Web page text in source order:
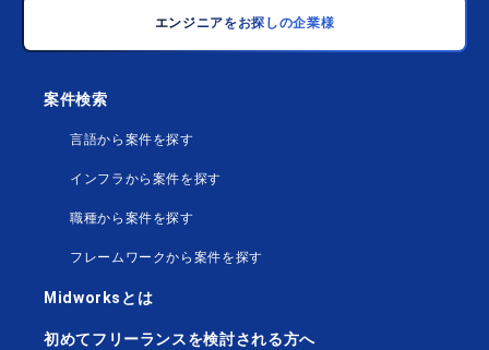
エンジニアをお探しの企業様
案件検索
言語から案件を探す
インフラから案件を探す
職種から案件を探す
フレームワークから案件を探す
Midworksとは
初めてフリーランスを検討される方へ